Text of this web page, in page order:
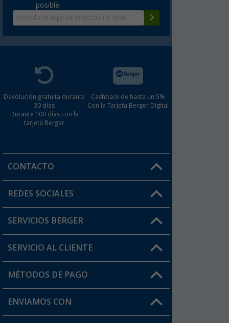
posible.
Devolución gratuita durante
30 días
Durante 100 días con la
tarjeta Berger
Cashback de hasta un 5%
Con la Tarjeta Berger Digital
CONTACTO
Horario de atención al cliente:
¿Tienes alguna duda?
REDES SOCIALES
SERVICIOS BERGER
Conviértete en distribuidor
Mi cuenta
Tarjeta Berger Digital
SERVICIO AL CLIENTE
FAQ y Contacto
Información de envío
MÉTODOS DE PAGO
ENVIAMOS CON